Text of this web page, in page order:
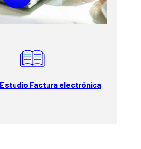
Estudio Factura electrónica